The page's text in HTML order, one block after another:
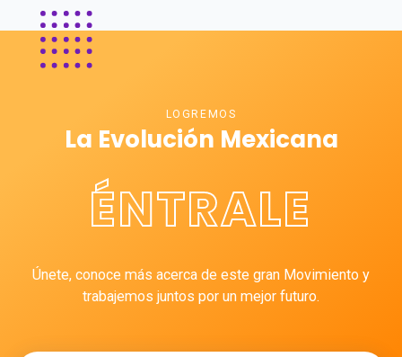
LOGREMOS
La Evolución Mexicana
ÉNTRALE
Únete, conoce más acerca de este gran Movimiento y
trabajemos juntos por un mejor futuro.